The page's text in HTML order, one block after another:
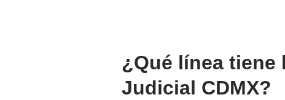
¿Qué línea tiene
Judicial CDMX?